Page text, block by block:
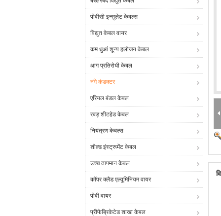
पीवीसी इन्सुलेट केबल्स
विद्युत केबल वायर
कम धुआं शून्य हलोजन केबल
आग प्रतिरोधी केबल
नंगे कंडक्टर
एरियल बंडल केबल
रबड़ शीटहेड केबल
नियंत्रण केबल्स
शील्ड इंस्ट्रूमेंट केबल
उच्च तापमान केबल
कॉपर क्लैड एल्यूमिनियम वायर
पीवी वायर
प्रीफैब्रिकेटेड शाखा केबल